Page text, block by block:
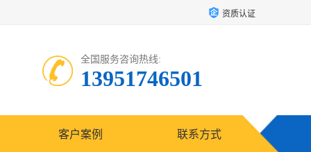
资质认证
全国服务咨询热线:
13951746501
客户案例 联系方式